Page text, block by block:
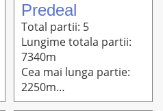
Predeal
Total partii: 5
Lungime totala partii:
7340m
Cea mai lunga partie:
2250m
Altitudine: 1430m-